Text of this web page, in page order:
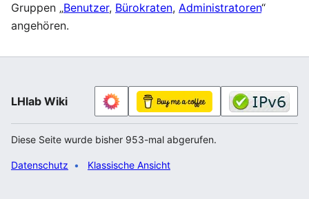
Gruppen „Benutzer, Bürokraten, Administratoren“
angehören.
LHlab Wiki
Diese Seite wurde bisher 953-mal abgerufen.
Datenschutz Klassische Ansicht